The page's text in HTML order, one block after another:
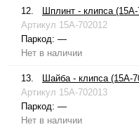
12.
Шплинт - клипса (15A-
Артикул 15A-702012
Паркод: —
Нет в наличии
13.
Шайба - клипса (15A-
Артикул 15A-702013
Паркод: —
Нет в наличии